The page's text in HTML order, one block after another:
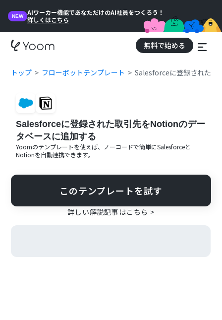
NEW
AIワーカー機能であなただけのAI社員をつくろう！
詳しくはこちら
無料で始める
トップ フローボットテンプレート Salesforceに登録された取
Salesforceに登録された取引先をNotionのデー
タベースに追加する
Yoomのテンプレートを使えば、ノーコードで簡単にSalesforceと
Notionを自動連携できます。
このテンプレートを試す
詳しい解説記事はこちら >